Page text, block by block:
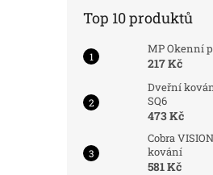
Top 10 produktů
MP Okenní
217 Kč
Dveřní
SQ6
473 Kč
Cobra
kování
581 Kč